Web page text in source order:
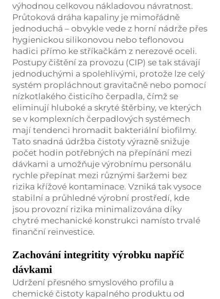
výhodnou celkovou nákladovou návratnost.
Průtoková dráha kapaliny je mimořádně
jednoduchá – obvykle vede z horní nádrže přes
hygienickou silikonovou nebo teflonovou
hadici přímo ke stříkačkám z nerezové oceli.
Postupy čištění za provozu (CIP) se tak stávají
jednoduchými a spolehlivými, protože lze celý
systém propláchnout gravitačně nebo pomocí
nízkotlakého čisticího čerpadla, čímž se
eliminují hluboké a skryté štěrbiny, ve kterých
se v komplexních čerpadlových systémech
mají tendenci hromadit bakteriální biofilmy.
Tato snadná údržba čistoty výrazně snižuje
počet hodin potřebných na přepínání mezi
dávkami a umožňuje výrobnímu personálu
rychle přepínat mezi různými šaržemi bez
rizika křížové kontaminace. Vzniká tak vysoce
stabilní a průhledné výrobní prostředí, kde
jsou provozní rizika minimalizována díky
chytré mechanické konstrukci namísto trvalé
finanční reinvestice.
Zachování integritity výrobku napříč
dávkami
Udržení přesného smyslového profilu a
chemické čistoty kapalného produktu od